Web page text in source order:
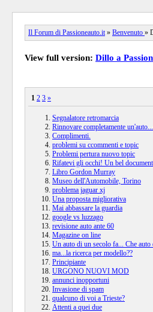
Il Forum di Passioneauto.it» Benvenuto »
View full version: Dillo a
1 2 3 »
Segnalatore retromarcia
Rinnovare completamente
Complimenti.
problemi su ccommenti e topic
Problemi pertura nuovo topic
Rifatevi gli occhi! Un bel
Libro Gordon Murray
Museo dell'Automobile, Torino
problema jaguar xj
Una proposta migliorativa
Mai abbassare la guardia
google vs luzzago
revisione auto ante 60
Magazine on line
Un auto di un secolo fa... Che auto
ma...la ricerca per modello??
Principiante
URGONO NUOVI MOD
annunci inopportuni
Invasione di spam
qualcuno di voi a Trieste?
Attenti a quei due